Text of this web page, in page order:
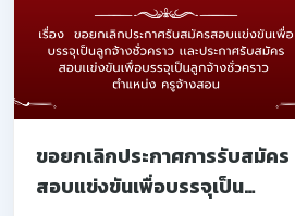
ขอยกเลิกประกาศการรับสมัคร
สอบแข่งขันเพื่อบรรจุเป็น